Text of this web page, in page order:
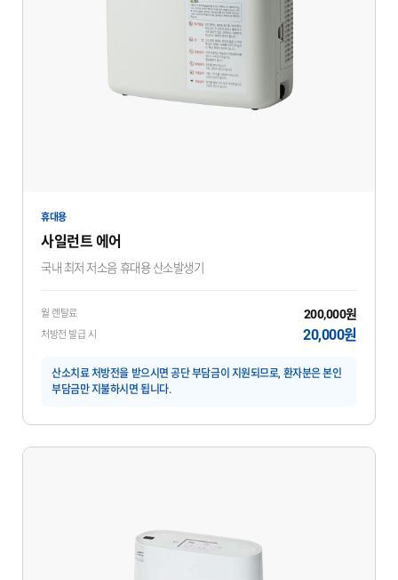
휴대용
사일런트 에어
국내 최저 저소음 휴대용 산소발생기
월 렌탈료 200,000원
처방전 발급 시 20,000원
산소치료 처방전을 받으시면 공단 부담금이 지원되므로, 환자분은 본인
부담금만 지불하시면 됩니다.